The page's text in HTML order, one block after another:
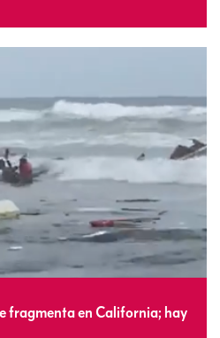
fragmenta en California; hay